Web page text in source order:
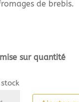
de brebis.
sur quantité
stock